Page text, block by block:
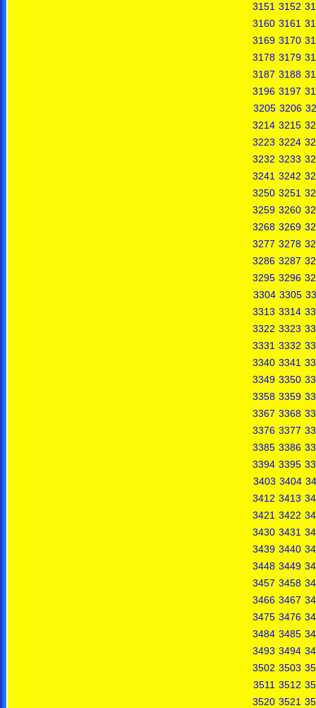
3151 3152
3160 3161
3169 3170
3178 3179
3187 3188
3196 3197
3205 3206
3214 3215
3223 3224
3232 3233
3241 3242
3250 3251
3259 3260
3268 3269
3277 3278
3286 3287
3295 3296
3304 3305
3313 3314
3322 3323
3331 3332
3340 3341
3349 3350
3358 3359
3367 3368
3376 3377
3385 3386
3394 3395
3403 3404
3412 3413
3421 3422
3430 3431
3439 3440
3448 3449
3457 3458
3466 3467
3475 3476
3484 3485
3493 3494
3502 3503
3511 3512
3520 3521